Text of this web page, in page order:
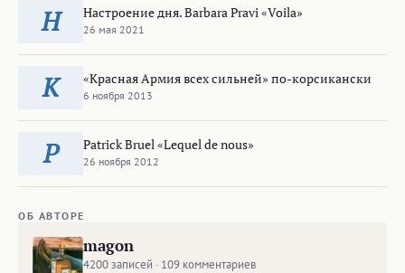
Н Настроение дня. Barbara Pravi «Voila»
26 мая 2021
К «Красная Армия всех сильней» по-корсикански
6 ноября 2013
P Patrick Bruel «Lequel de nous»
26 ноября 2012
ОБ АВТОРЕ
magon
4200 записей · 109 комментариев